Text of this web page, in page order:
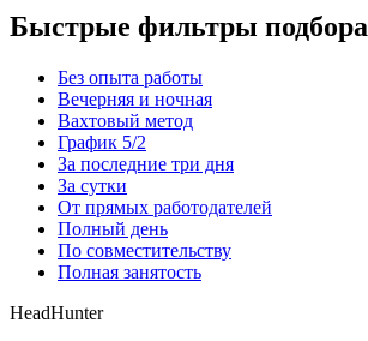
Быстрые фильтры
Без опыта работы
Вечерняя и ночная
Вахтовый метод
График 5/2
За последние три дня
За сутки
От прямых работодателей
Полный день
По совместительству
Полная занятость
HeadHunter